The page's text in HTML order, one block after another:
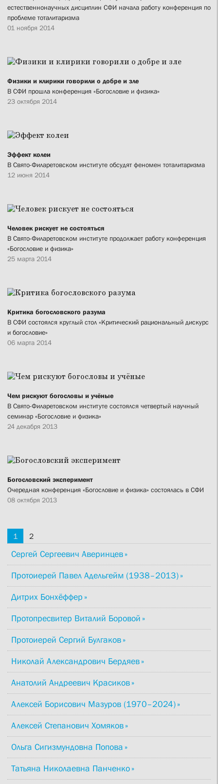
естественнонаучных дисциплин СФИ начала работу конференция по
проблеме тоталитаризма
01 ноября 2014
Физики и клирики говорили о добре и зле
В СФИ прошла конференция «Богословие и физика»
23 октября 2014
Эффект колеи
В Свято-Филаретовском институте обсудят феномен тоталитаризма
12 июня 2014
Человек рискует не состояться
В Свято-Филаретовском институте продолжает работу конференция
«Богословие и физика»
25 марта 2014
Критика богословского разума
В СФИ состоялся круглый стол «Критический рациональный дискурс
и богословие»
06 марта 2014
Чем рискуют богословы и учёные
В Свято-Филаретовском институте состоялся четвертый научный
семинар «Богословие и физика»
24 декабря 2013
Богословский эксперимент
Очередная конференция «Богословие и физика» состоялась в СФИ
08 октября 2013
1 2
Сергей Сергеевич Аверинцев
Протоиерей Павел Адельгейм (1938–2013)
Дитрих Бонхёффер
Протопресвитер Виталий Боровой
Протоиерей Сергий Булгаков
Николай Александрович Бердяев
Анатолий Андреевич Красиков
Алексей Борисович Мазуров (1970–2024)
Алексей Степанович Хомяков
Ольга Сигизмундовна Попова
Татьяна Николаевна Панченко